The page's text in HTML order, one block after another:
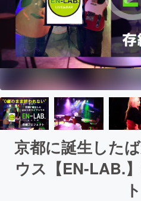
京都に誕生した
ウス【EN-LAB.
ト